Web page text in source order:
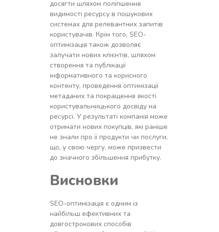
досягти шляхом поліпшення
видимості ресурсу в пошукових
системах для релевантних запитів
користувачів. Крім того, SEO-
оптимізація також дозволяє
залучати нових клієнтів, шляхом
створення та публікації
інформативного та корисного
контенту, проведення оптимізації
метаданих та покращення якості
користувальницького досвіду на
ресурсі. У результаті компанія може
отримати нових покупців, які раніше
не знали про її продукти чи послуги,
що, у свою чергу, може призвести
до значного збільшення прибутку.
Висновки
SEO-оптимізація є одним із
найбільш ефективних та
довгострокових способів